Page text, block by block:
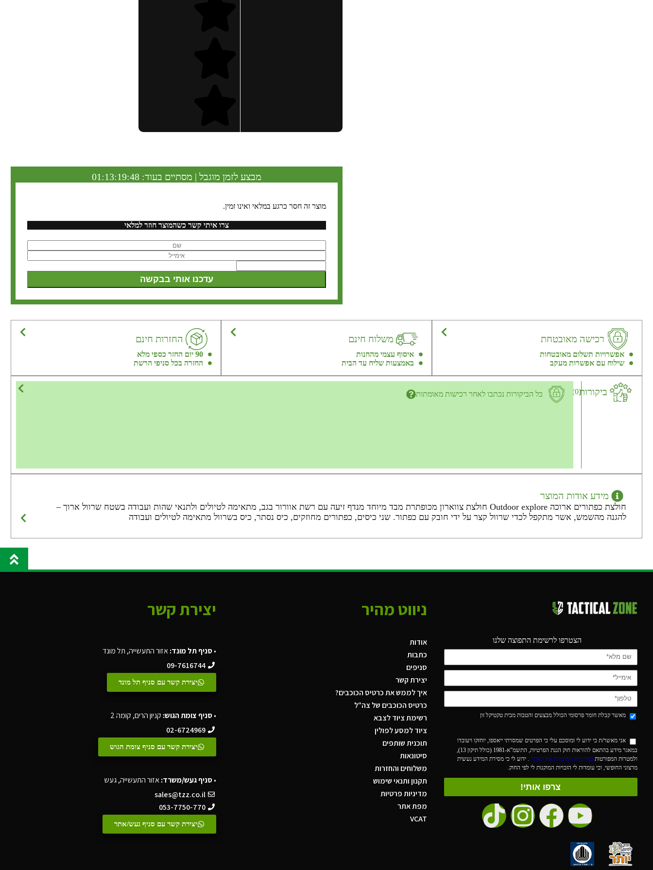
מבצע לזמן מוגבל | מסתיים בעוד: 01:13:19:47
מוצר זה חסר כרגע במלאי ואינו זמין.
צרו איתי קשר כשהמוצר חוזר למלאי
רכישה מאובטחת
אפשרויות תשלום מאובטחות
שילוח עם אפשרות מעקב
משלוח חינם
איסוף עצמי מהחנות
באמצעות שליח עד הבית
החזרות חינם
90 יום החזר כספי מלא
החזרה בכל סניפי הרשת
ביקורות(0) כל הביקורות נכתבו לאחר רכישות מאומתות
מידע אודות המוצר
חולצת כפתורים ארוכה Outdoor explore חולצת צווארון מכופתרת מבד מיוחד מנדף זיעה עם רשת אוורור בגב, מתאימה לטיולים ולתנאי שהות ועבודה בשטח שרוול ארוך –
להגנה מהשמש, אשר מתקפל לכדי שרוול קצר על ידי חובק עם כפתור. שני כיסים, כפתורים מחוזקים, כיס נסתר, כיס בשרוול מתאימה לטיולים ועבודה
הצטרפו לרשימת התפוצה שלנו
מאשר קבלת חומר פרסומי הכולל מבצעים והטבות מבית טקטיקל זון
אני מאשר/ת כי ידוע לי ומוסכם עלי כי הפרטים שמסרתי ייאספו, יוחזקו ויעובדו
במאגר מידע בהתאם להוראות חוק הגנת הפרטיות, התשמ"א-1981 (כולל תיקון 13),
ולמטרות המפורטות במדיניות הפרטיות של האתר
. ידוע לי כי מסירת המידע נעשית
מרצוני החופשי, וכי עומדות לי הזכויות המוקנות לי לפי החוק.
צרפו אותי!
ניווט מהיר
אודות
כתבות
סניפים
יצירת קשר
איך לממש את כרטיס הכוכבים?
כרטיס הכוכבים של צה"ל
רשימת ציוד לצבא
ציוד למסע לפולין
תוכנית שותפים
סיטונאות
משלוחים והחזרות
תקנון ותנאי שימוש
מדיניות פרטיות
מפת אתר
VCAT
יצירת קשר
•סניף תל מונד:אזור התעשייה, תל מונד
09-7616744
יצירת קשר עם סניף תל מונד
•סניף צומת הגוש: קניון הרים, קומה 2
02-6724969
יצירת קשר עם סניף צומת הגוש
•סניף געש/משרד:אזור התעשייה, געש
sales@tzz.co.il
053-7750-770
יצירת קשר עם סניף געש/אתר